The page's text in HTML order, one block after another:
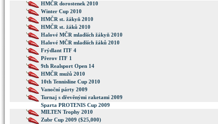
HMČR dorostenek 2010
Winter Cup 2010
HMČR st. žákyň 2010
HMČR st. žáků 2010
Halové MČR mladších žákyň 2010
Halové MČR mladších žáků 2010
Frýdlant ITF 4
Přerov ITF 1
9th Realsport Open 14
HMČR mužů 2010
10th Tennisline Cup 2010
Vanoční párty 2009
Turnaj s dřevěnými raketami 2009
Sparta PROTENIS Cup 2009
MILTEN Trophy 2010
Zubr Cup 2009 ($25,000)